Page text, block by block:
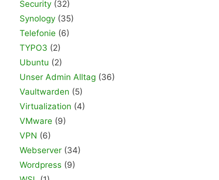
Security (32)
Synology (35)
Telefonie (6)
TYPO3 (2)
Ubuntu (2)
Unser Admin Alltag (36)
Vaultwarden (5)
Virtualization (4)
VMware (9)
VPN (6)
Webserver (34)
Wordpress (9)